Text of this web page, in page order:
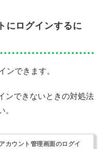
にログインするに
ンできます。
ンできないときの対処法
。
カウント管理画面のログイ